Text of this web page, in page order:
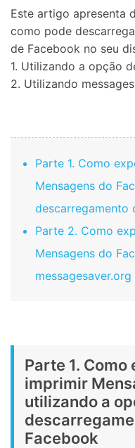
Este artigo apresenta
como pode
de Facebook no seu
1. Utilizando a opção
2. Utilizando
Parte 1. Como
Mensagens do
descarregamento
Parte 2. Como
Mensagens do
messagesaver.org
Parte 1.
imprimir
utilizando a
Facebook